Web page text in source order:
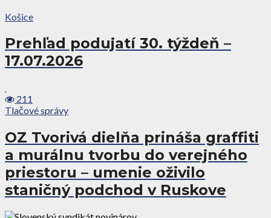
Košice
Prehľad podujatí 30. týždeň –
17.07.2026
211
Tlačové správy
OZ Tvorivá dielňa prináša graffiti
a murálnu tvorbu do verejného
priestoru – umenie oživilo
staničný podchod v Ruskove